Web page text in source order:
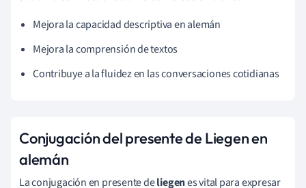
Mejora la capacidad descriptiva en alemán
Mejora la comprensión de textos
Contribuye a la fluidez en las conversaciones cotidianas
Conjugación del presente de Liegen en
alemán
La conjugación en presente deliegenes vital para expresar